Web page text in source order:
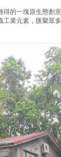
的一塊原生態創
業元素，匯聚眾